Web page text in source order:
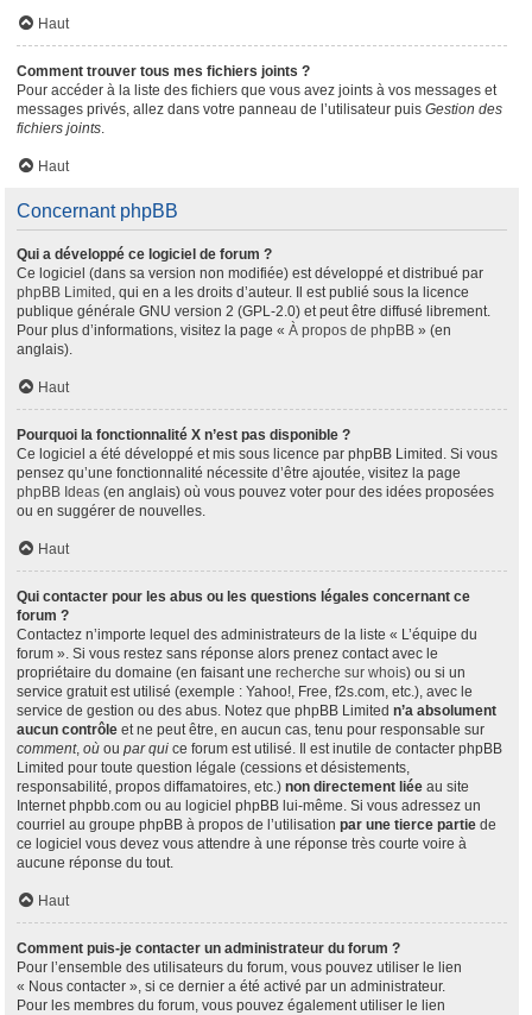
Haut
Comment trouver tous mes fichiers joints ?
Pour accéder à la liste des fichiers que vous avez joints à vos messages et
messages privés, allez dans votre panneau de l’utilisateur puis Gestion des
fichiers joints.
Haut
Concernant phpBB
Qui a développé ce logiciel de forum ?
Ce logiciel (dans sa version non modifiée) est développé et distribué par
phpBB Limited , qui en a les droits d’auteur. Il est publié sous la licence
publique générale GNU version 2 (GPL-2.0) et peut être diffusé librement.
Pour plus d’informations, visitez la page « À propos de phpBB » (en
anglais).
Haut
Pourquoi la fonctionnalité X n’est pas disponible ?
Ce logiciel a été développé et mis sous licence par phpBB Limited. Si vous
pensez qu’une fonctionnalité nécessite d’être ajoutée, visitez la page
phpBB Ideas (en anglais) où vous pouvez voter pour des idées proposées
ou en suggérer de nouvelles.
Haut
Qui contacter pour les abus ou les questions légales concernant ce
forum ?
Contactez n’importe lequel des administrateurs de la liste « L’équipe du
forum ». Si vous restez sans réponse alors prenez contact avec le
propriétaire du domaine (en faisant une recherche sur whois) ou si un
service gratuit est utilisé (exemple : Yahoo!, Free, f2s.com, etc.), avec le
service de gestion ou des abus. Notez que phpBB Limited n’a absolument
aucun contrôle et ne peut être, en aucun cas, tenu pour responsable sur
comment, où ou par qui ce forum est utilisé. Il est inutile de contacter phpBB
Limited pour toute question légale (cessions et désistements,
responsabilité, propos diffamatoires, etc.) non directement liée au site
Internet phpbb.com ou au logiciel phpBB lui-même. Si vous adressez un
courriel au groupe phpBB à propos de l’utilisation par une tierce partie de
ce logiciel vous devez vous attendre à une réponse très courte voire à
aucune réponse du tout.
Haut
Comment puis-je contacter un administrateur du forum ?
Pour l’ensemble des utilisateurs du forum, vous pouvez utiliser le lien
« Nous contacter », si ce dernier a été activé par un administrateur.
Pour les membres du forum, vous pouvez également utiliser le lien